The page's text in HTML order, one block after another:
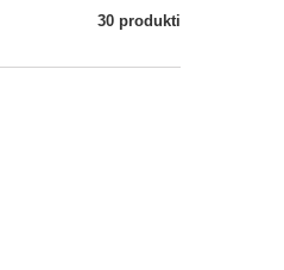
30 produkti